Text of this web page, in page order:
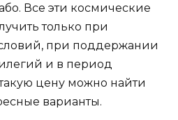
Все эти космические
только при
при поддержании
и в период
цену можно найти
варианты.